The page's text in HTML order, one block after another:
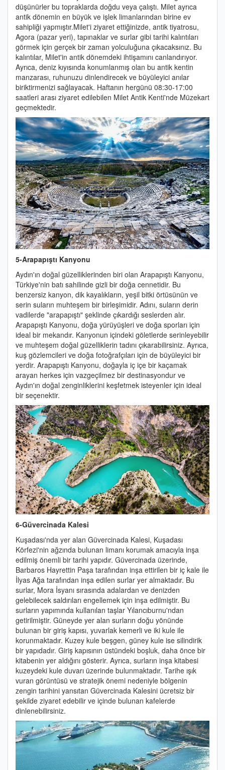
düşünürler bu topraklarda doğdu veya çalıştı. Milet ayrıca
antik dönemin en büyük ve işlek limanlarından birine ev
sahipliği yapmıştır.Milet'i ziyaret ettiğinizde, antik tiyatrosu,
Agora (pazar yeri), tapınaklar ve surlar gibi tarihi kalıntıları
görmek için gerçek bir zaman yolculuğuna çıkacaksınız. Bu
kalıntılar, Milet'in antik dönemdeki ihtişamını canlandırıyor.
Ayrıca, deniz kıyısında konumlanmış olan bu antik kentin
manzarası, ruhunuzu dinlendirecek ve büyüleyici anılar
biriktirmenizi sağlayacak. Haftanın hergünü 08:30-17:00
saatleri arası ziyaret edilebilen Milet Antik Kenti'nde Müzekart
geçmektedir.
5-Arapapıştı Kanyonu
Aydın'ın doğal güzelliklerinden biri olan Arapapıştı Kanyonu,
Türkiye'nin batı sahilinde gizli bir doğa cennetidir. Bu
benzersiz kanyon, dik kayalıkların, yeşil bitki örtüsünün ve
serin suların muhteşem bir birleşimidir. Adını, suların derin
vadilerde "arapapıştı" şeklinde çıkardığı seslerden alır.
Arapapıştı Kanyonu, doğa yürüyüşleri ve doğa sporları için
ideal bir mekandır. Kanyonun içindeki göletlerde serinleyebilir
ve muhteşem doğal güzelliklerin tadını çıkarabilirsiniz. Ayrıca,
kuş gözlemcileri ve doğa fotoğrafçıları için de büyüleyici bir
yerdir. Arapapıştı Kanyonu, doğayla iç içe bir kaçamak
arayan herkes için vazgeçilmez bir destinasyondur ve
Aydın'ın doğal zenginliklerini keşfetmek isteyenler için ideal
bir seçenektir.
6-Güvercinada Kalesi
Kuşadası'nda yer alan Güvercinada Kalesi, Kuşadası
Körfezi'nin ağzında bulunan limanı korumak amacıyla inşa
edilmiş önemli bir tarihi yapıdır. Güvercinada üzerinde,
Barbaros Hayrettin Paşa tarafından inşa ettirilen bir iç kale ile
İlyas Ağa tarafından inşa edilen surlar yer almaktadır. Bu
surlar, Mora İsyanı sırasında adalardan ve denizden
gelebilecek saldırıları engellemek için inşa edilmiştir. Bu
surların yapımında kullanılan taşlar Yılancıburnu'ndan
getirilmiştir. Güneyde yer alan surların doğu yönünde
bulunan bir giriş kapısı, yuvarlak kemerli ve iki kule ile
korunmaktadır. Kuzey kule beşgen, güney kule ise silindirik
bir yapıdadır. Giriş kapısının üstündeki boşluk, daha önce bir
kitabenin yer aldığını gösterir. Ayrıca, surların inşa kitabesi
kuzeydeki kule duvarı üzerinde bulunmaktadır. Tarihe ışık
vuran görüntüsü ve stratejik önemi nedeniyle bölgenin
zengin tarihini yansıtan Güvercinada Kalesini ücretsiz bir
şekilde ziyaret edebilir ve içinde bulunan kafelerde
dinlenebilirsiniz.